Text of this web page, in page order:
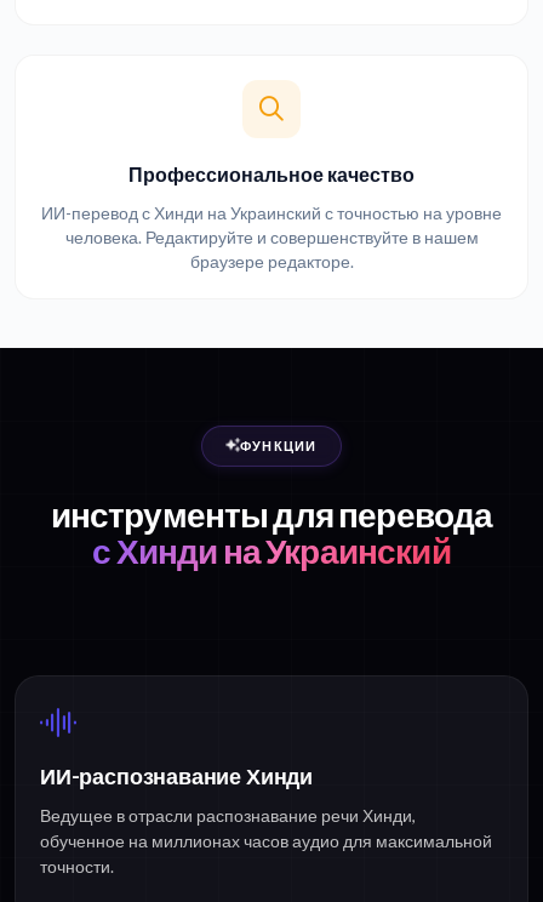
Профессиональное качество
ИИ-перевод с Хинди на Украинский с точностью на уровне
человека. Редактируйте и совершенствуйте в нашем
браузере редакторе.
ФУНКЦИИ
инструменты для перевода
с Хинди на Украинский
ИИ-распознавание Хинди
Ведущее в отрасли распознавание речи Хинди,
обученное на миллионах часов аудио для максимальной
точности.